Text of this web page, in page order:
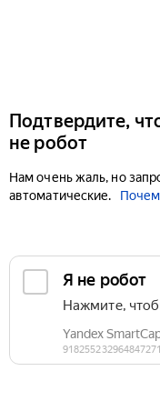
Подтвердите,
не робот
Нам очень жаль, но
автоматические.